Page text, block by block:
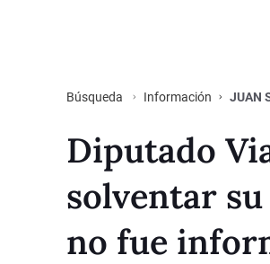
Búsqueda Información JUAN
Diputado
solventar
no fue